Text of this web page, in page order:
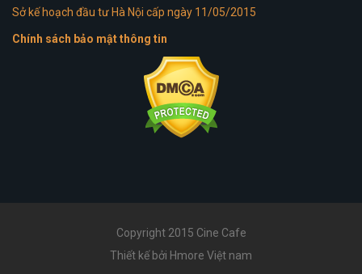
Sở kế hoạch đầu tư Hà Nội cấp ngày 11/05/2015
Chính sách bảo mật thông tin
Copyright 2015 Cine Cafe
Thiết kế bởi Hmore Việt nam